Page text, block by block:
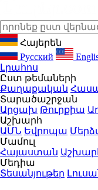
Հայերեն
Русский
Լրահոս
Ըստ թեմաների
Քաղաքական
Տարածաշրջան
Արցախ Թուրքիա
Աշխարհ
ԱՄՆ Եվրոպա
Մամուլ
Հայաստան
Մեդիա
Տեսանյութեր